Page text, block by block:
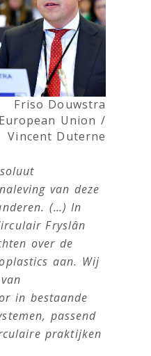
Friso Douwstra
Union /
Vincent Duterne
van deze
(…) In
Fryslân
over de
aan. Wij
in bestaande
passend
praktijken